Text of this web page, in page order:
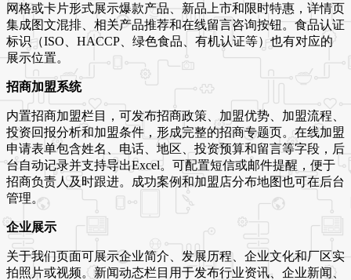
网格或卡片形式展示爆款产品、新品上市和限时特惠，详情页
集成图文混排、相关产品推荐和在线留言咨询按钮。食品认证
标识（ISO、HACCP、绿色食品、有机认证等）也有对应的
展示位置。
招商加盟系统
内置招商加盟栏目，可发布招商政策、加盟优势、加盟流程、
投资回报分析和加盟条件，形成完整的招商专题页。在线加盟
申请表单包含姓名、电话、地区、投资预算和留言等字段，后
台自动记录并支持导出Excel。可配置短信或邮件提醒，便于
招商负责人及时跟进。成功案例和加盟店分布地图也可在后台
管理。
企业展示
关于我们页面可展示企业简介、发展历程、企业文化和厂区实
拍照片或视频。新闻动态栏目用于发布行业资讯、企业新闻、